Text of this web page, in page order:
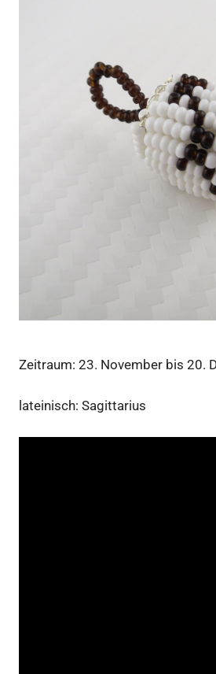
Zeitraum: 23. November bis 20.
lateinisch: Sagittarius